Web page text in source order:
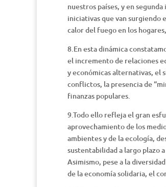
nuestros países, y en
iniciativas que van surgiendo
calor del fuego en los
8.En esta dinámica
el incremento de relaciones
y económicas alternativas, el
conflictos, la presencia de
finanzas populares.
9.Todo ello refleja el gran
aprovechamiento de los
ambientes y de la ecología,
sustentabilidad a largo plazo
Asimismo, pese a la
de la economía solidaria, el